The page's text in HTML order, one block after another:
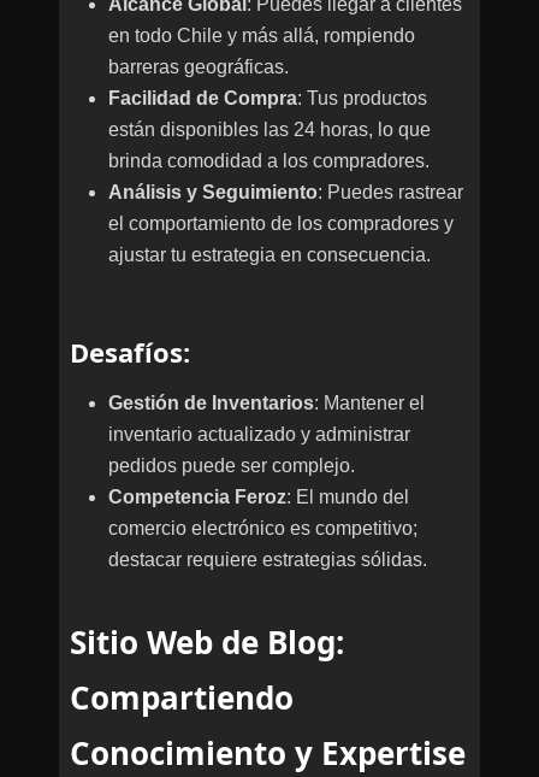
Alcance Global : Puedes llegar a clientes
en todo Chile y más allá, rompiendo
barreras geográficas.
Facilidad de Compra: Tus productos
están disponibles las 24 horas, lo que
brinda comodidad a los compradores.
Análisis y Seguimiento: Puedes rastrear
el comportamiento de los compradores y
ajustar tu estrategia en consecuencia.
Desafíos:
Gestión de Inventarios: Mantener el
inventario actualizado y administrar
pedidos puede ser complejo.
Competencia Feroz: El mundo del
comercio electrónico es competitivo;
destacar requiere estrategias sólidas.
Sitio Web de Blog:
Compartiendo
Conocimiento y Expertise